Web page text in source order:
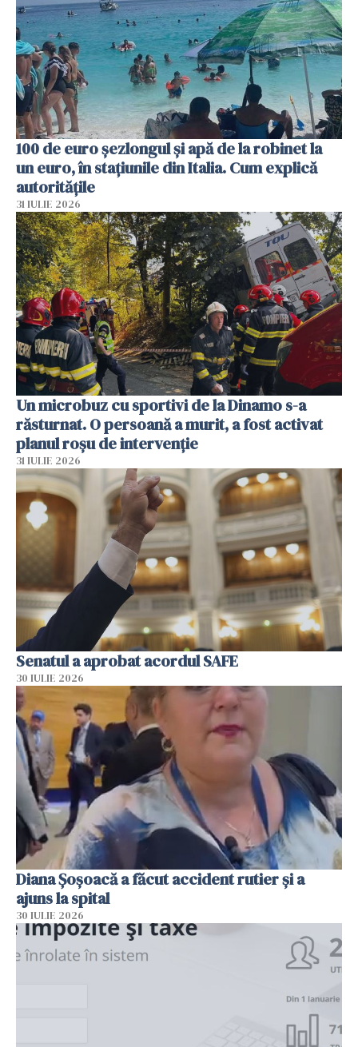
100 de euro șezlongul și apă de la robinet la
un euro, în stațiunile din Italia. Cum explică
autoritățile
31 IULIE 2026
Un microbuz cu sportivi de la Dinamo s-a
răsturnat. O persoană a murit, a fost activat
planul roșu de intervenție
31 IULIE 2026
Senatul a aprobat acordul SAFE
30 IULIE 2026
Diana Șoșoacă a făcut accident rutier și a
ajuns la spital
30 IULIE 2026